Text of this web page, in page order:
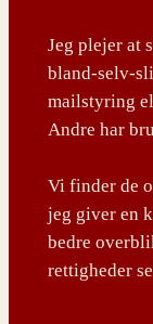
Jeg plejer at
bland-selv-
mailstyring
Andre har
Vi finder de
jeg giver en
bedre
rettigheder